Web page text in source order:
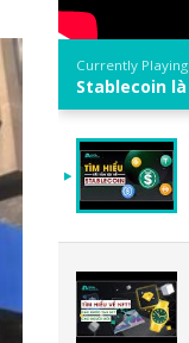
Currently Playing